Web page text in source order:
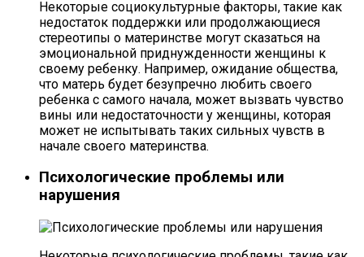
Некоторые социокультурные факторы, такие как
недостаток поддержки или продолжающиеся
стереотипы о материнстве могут сказаться на
эмоциональной приднужденности женщины к
своему ребенку. Например, ожидание общества,
что матерь будет безупречно любить своего
ребенка с самого начала, может вызвать чувство
вины или недостаточности у женщины, которая
может не испытывать таких сильных чувств в
начале своего материнства.
Психологические проблемы или
нарушения